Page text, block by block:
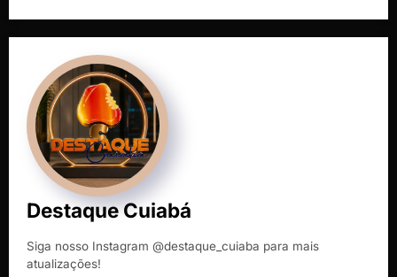
Destaque Cuiabá
Siga nosso Instagram @destaque_cuiaba para mais
atualizações!